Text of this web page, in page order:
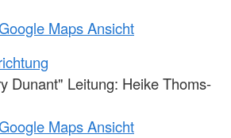
Maps Ansicht
Dunant" Leitung: Heike Thoms-
Maps Ansicht